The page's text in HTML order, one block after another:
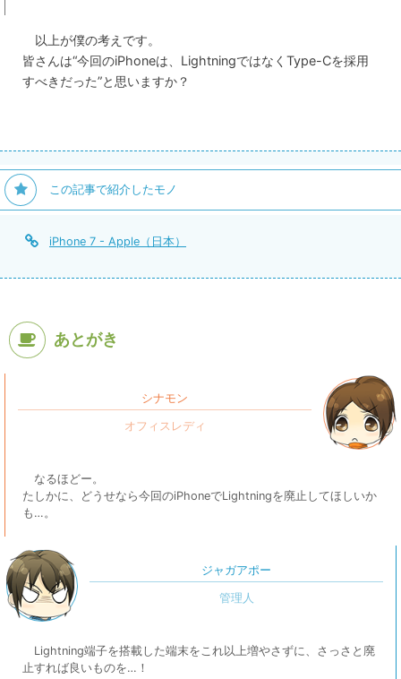
以上が僕の考えです。
皆さんは“今回のiPhoneは、LightningではなくType-Cを採用
すべきだった”と思いますか？
この記事で紹介したモノ
iPhone 7 - Apple（日本）
あとがき
シナモン
なるほどー。
たしかに、どうせなら今回のiPhoneでLightningを廃止してほしいか
も…。
ジャガアポー
Lightning端子を搭載した端末をこれ以上増やさずに、さっさと廃
止すれば良いものを…！